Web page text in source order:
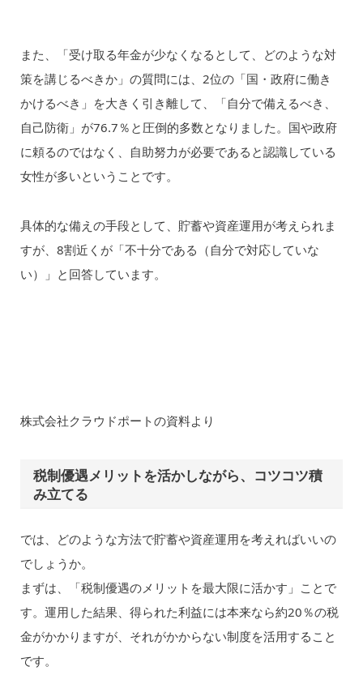
また、「受け取る年金が少なくなるとして、どのような対
策を講じるべきか」の質問には、2位の「国・政府に働き
かけるべき」を大きく引き離して、「自分で備えるべき、
自己防衛」が76.7％と圧倒的多数となりました。国や政府
に頼るのではなく、自助努力が必要であると認識している
女性が多いということです。
具体的な備えの手段として、貯蓄や資産運用が考えられま
すが、8割近くが「不十分である（自分で対応していな
い）」と回答しています。
株式会社クラウドポートの資料より
税制優遇メリットを活かしながら、コツコツ積
み立てる
では、どのような方法で貯蓄や資産運用を考えればいいの
でしょうか。
まずは、「税制優遇のメリットを最大限に活かす」ことで
す。運用した結果、得られた利益には本来なら約20％の税
金がかかりますが、それがかからない制度を活用すること
です。